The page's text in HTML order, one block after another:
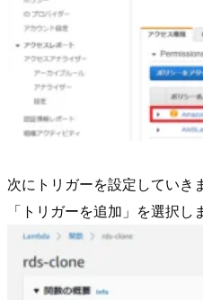
次にトリガーを設定していき
「トリガーを追加」を選択し